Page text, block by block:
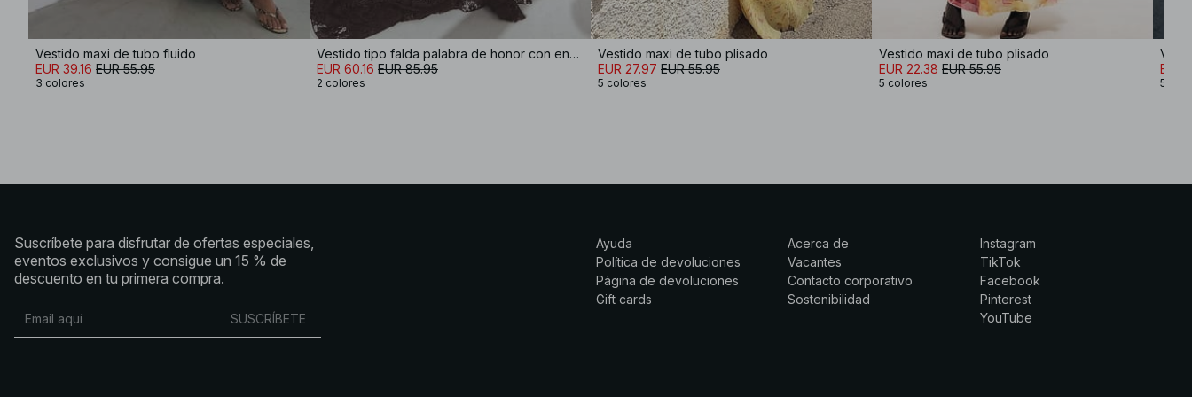
Vestido maxi de tubo fluido
EUR 39.16 EUR 55.95
3 colores
Vestido tipo falda palabra de honor con encaje
EUR 60.16 EUR 85.95
2 colores
Vestido maxi de tubo plisado
EUR 27.97 EUR 55.95
5 colores
Vestido maxi de tubo plisado
EUR 22.38 EUR 55.95
5 colores
EUR
5
Suscríbete para disfrutar de ofertas especiales,
eventos exclusivos y consigue un 15 % de
descuento en tu primera compra.
SUSCRÍBETE
Ayuda
Política de devoluciones
Página de devoluciones
Gift cards
Acerca de
Vacantes
Contacto corporativo
Sostenibilidad
Instagram
TikTok
Facebook
Pinterest
YouTube